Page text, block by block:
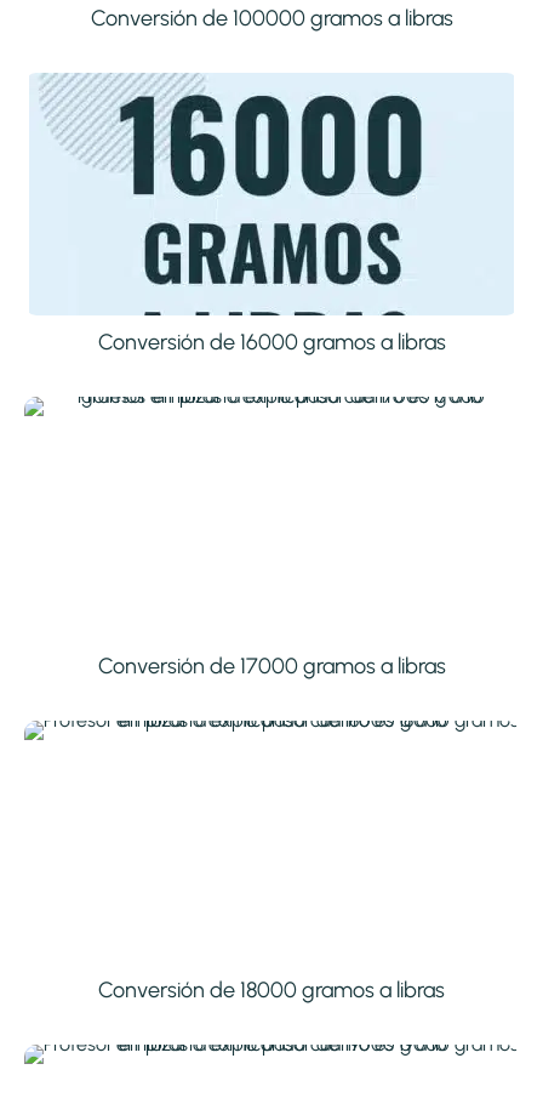
Conversión de 100000 gramos a libras
Conversión de 16000 gramos a libras
Conversión de 17000 gramos a libras
Conversión de 18000 gramos a libras